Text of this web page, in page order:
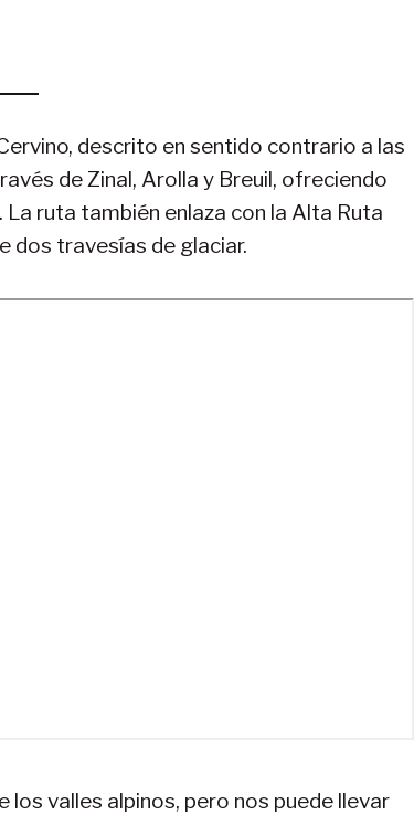
descrito en sentido contrario a las
de Zinal, Arolla y Breuil, ofreciendo
ruta también enlaza con la Alta Ruta
dos travesías de glaciar.
los valles alpinos, pero nos puede llevar